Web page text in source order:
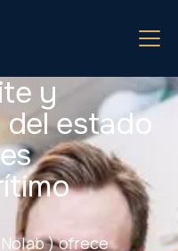
y
estado
) ofrece